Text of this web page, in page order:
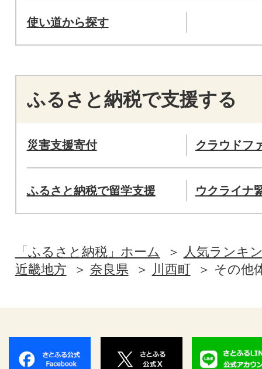
使い道から探す
ふるさと納税で支援する
災害支援寄付 クラウドフ
ふるさと納税で留学支援 ウクライナ
「ふるさと納税」ホーム
人気ランキ
近畿地方
奈良県 川西町 その他